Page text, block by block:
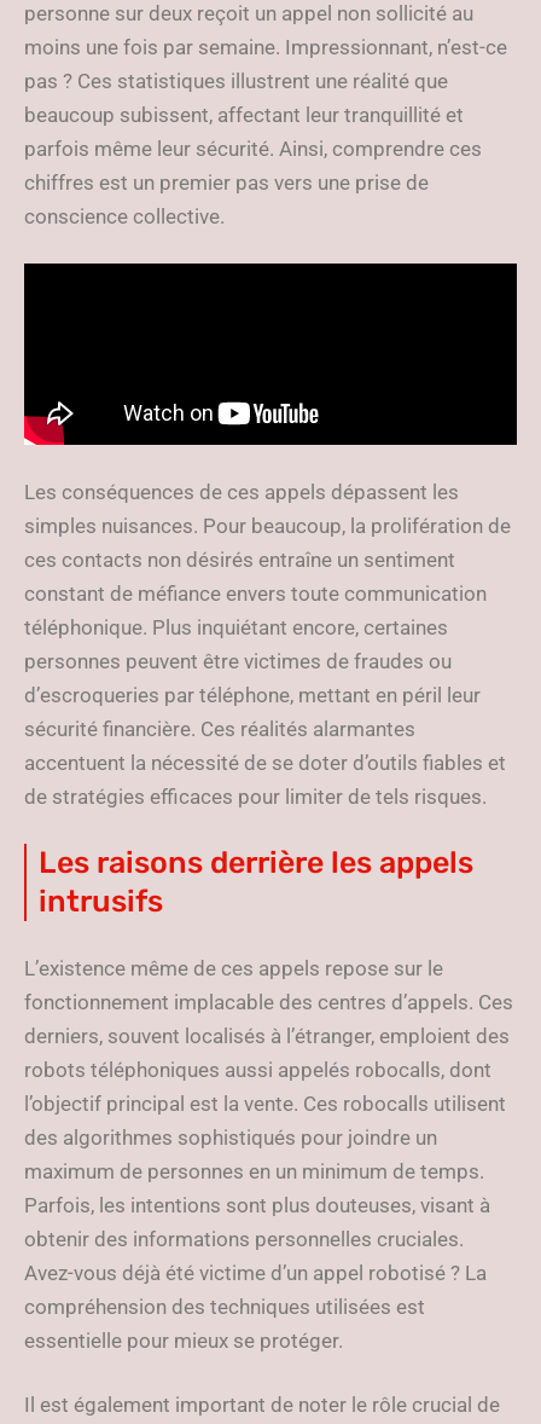
personne sur deux reçoit un appel non sollicité au
moins une fois par semaine. Impressionnant, n’est-ce
pas ? Ces statistiques illustrent une réalité que
beaucoup subissent, affectant leur tranquillité et
parfois même leur sécurité. Ainsi, comprendre ces
chiffres est un premier pas vers une prise de
conscience collective.
Les conséquences de ces appels dépassent les
simples nuisances. Pour beaucoup, la prolifération de
ces contacts non désirés entraîne un sentiment
constant de méfiance envers toute communication
téléphonique. Plus inquiétant encore, certaines
personnes peuvent être victimes de fraudes ou
d’escroqueries par téléphone, mettant en péril leur
sécurité financière. Ces réalités alarmantes
accentuent la nécessité de se doter d’outils fiables et
de stratégies efficaces pour limiter de tels risques.
Les raisons derrière les appels
intrusifs
L’existence même de ces appels repose sur le
fonctionnement implacable des centres d’appels. Ces
derniers, souvent localisés à l’étranger, emploient des
robots téléphoniques aussi appelés robocalls, dont
l’objectif principal est la vente. Ces robocalls utilisent
des algorithmes sophistiqués pour joindre un
maximum de personnes en un minimum de temps.
Parfois, les intentions sont plus douteuses, visant à
obtenir des informations personnelles cruciales.
Avez-vous déjà été victime d’un appel robotisé ? La
compréhension des techniques utilisées est
essentielle pour mieux se protéger.
Il est également important de noter le rôle crucial de